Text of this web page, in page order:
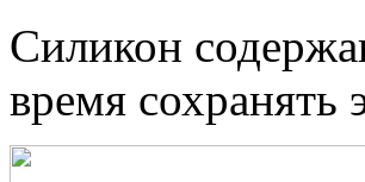
Силикон
время сохранять